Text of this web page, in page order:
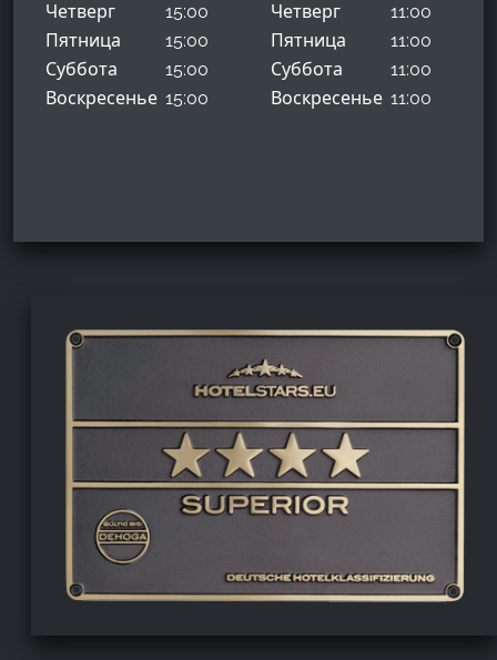
Четверг
15:00
Пятница
15:00
Суббота
15:00
Воскресенье 15:00
Четверг
11:00
Пятница
11:00
Суббота
11:00
Воскресенье 11:00